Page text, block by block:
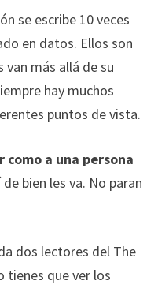
se escribe 10 veces
en datos. Ellos son
más allá de su
hay muchos
puntos de vista.
a una persona
de bien les va. No paran
dos lectores del The
tienes que ver los